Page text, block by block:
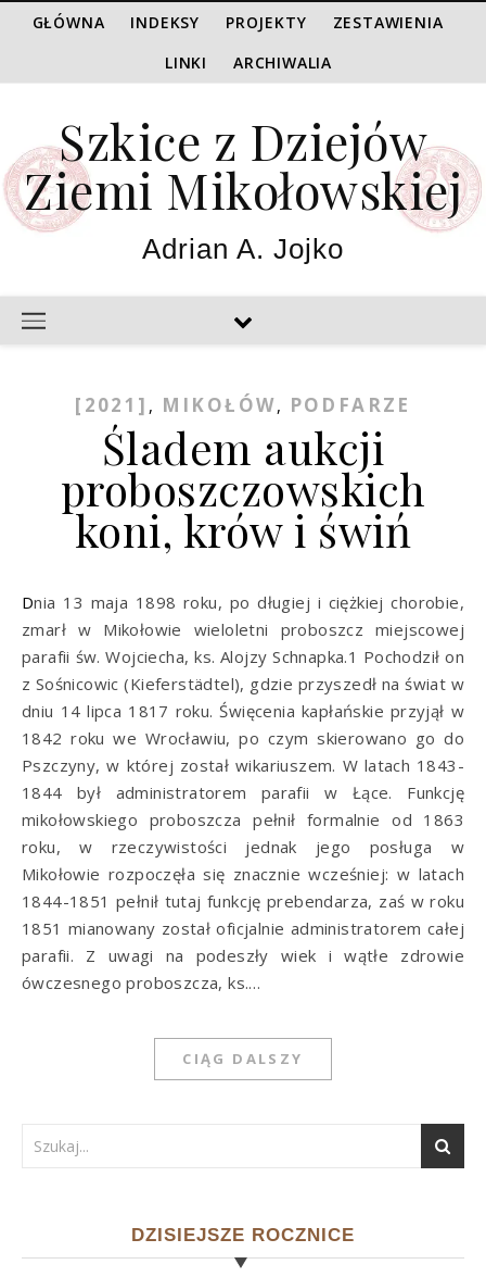
GŁÓWNA INDEKSY PROJEKTY
ZESTAWIENIA
LINKI
ARCHIWALIA
Szkice z Dziejów
Ziemi Mikołowskiej
Adrian A. Jojko
[2021] , MIKOŁÓW, PODFARZE
Śladem aukcji
proboszczowskich
koni, krów i świń
Dnia 13 maja 1898 roku, po długiej i ciężkiej chorobie,
zmarł w Mikołowie wieloletni proboszcz miejscowej
parafii św. Wojciecha, ks. Alojzy Schnapka.1 Pochodził on
z Sośnicowic (Kieferstädtel), gdzie przyszedł na świat w
dniu 14 lipca 1817 roku. Święcenia kapłańskie przyjął w
1842 roku we Wrocławiu, po czym skierowano go do
Pszczyny, w której został wikariuszem. W latach 1843-
1844 był administratorem parafii w Łące. Funkcję
mikołowskiego proboszcza pełnił formalnie od 1863
roku, w rzeczywistości jednak jego posługa w
Mikołowie rozpoczęła się znacznie wcześniej: w latach
1844-1851 pełnił tutaj funkcję prebendarza, zaś w roku
1851 mianowany został oficjalnie administratorem całej
parafii. Z uwagi na podeszły wiek i wątłe zdrowie
ówczesnego proboszcza, ks.…
CIĄG DALSZY
DZISIEJSZE ROCZNICE